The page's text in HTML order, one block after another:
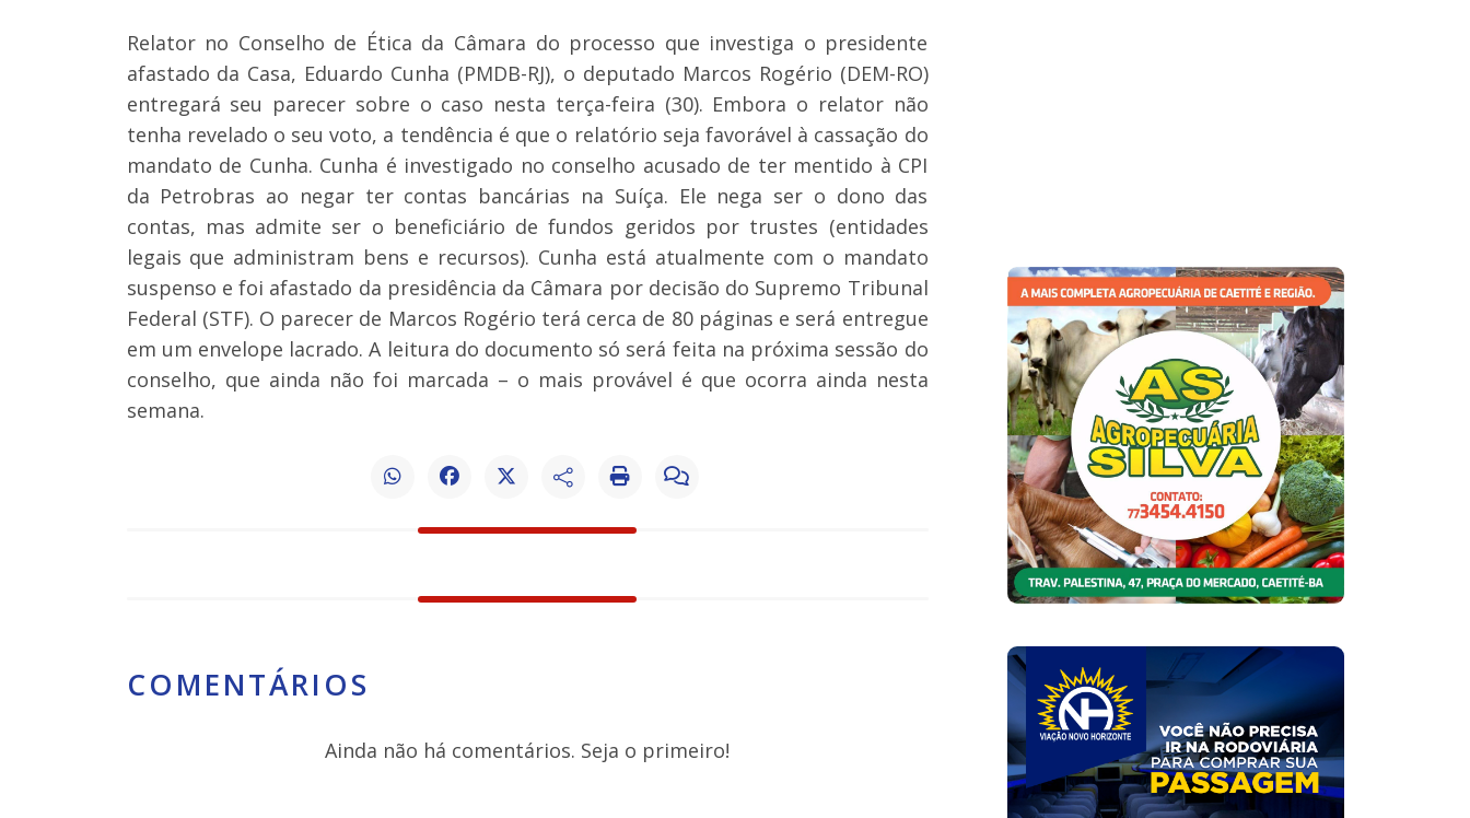
Relator no Conselho de Ética da Câmara do processo que investiga o presidente
afastado da Casa, Eduardo Cunha (PMDB-RJ), o deputado Marcos Rogério (DEM-RO)
entregará seu parecer sobre o caso nesta terça-feira (30). Embora o relator não
tenha revelado o seu voto, a tendência é que o relatório seja favorável à cassação do
mandato de Cunha. Cunha é investigado no conselho acusado de ter mentido à CPI
da Petrobras ao negar ter contas bancárias na Suíça. Ele nega ser o dono das
contas, mas admite ser o beneficiário de fundos geridos por trustes (entidades
legais que administram bens e recursos). Cunha está atualmente com o mandato
suspenso e foi afastado da presidência da Câmara por decisão do Supremo Tribunal
Federal (STF). O parecer de Marcos Rogério terá cerca de 80 páginas e será entregue
em um envelope lacrado. A leitura do documento só será feita na próxima sessão do
conselho, que ainda não foi marcada – o mais provável é que ocorra ainda nesta
semana.
COMENTÁRIOS
Ainda não há comentários. Seja o primeiro!